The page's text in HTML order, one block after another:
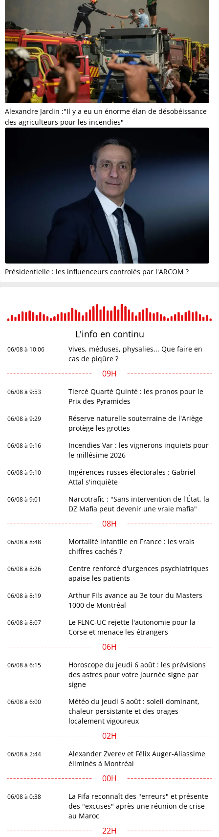
Alexandre Jardin :"Il y a eu un énorme élan de désobéissance
des agriculteurs pour les incendies"
Présidentielle : les influenceurs controlés par l'ARCOM ?
L'info en continu
06/08 à 10:06
Vives, méduses, physalies... Que faire en
cas de piqûre ?
09H
06/08 à 9:53
Tiercé Quarté Quinté : les pronos pour le
Prix des Pyramides
06/08 à 9:29
Réserve naturelle souterraine de l'Ariège
protège les grottes
06/08 à 9:16
Incendies Var : les vignerons inquiets pour
le millésime 2026
06/08 à 9:10
Ingérences russes électorales : Gabriel
Attal s'inquiète
06/08 à 9:01
Narcotrafic : "Sans intervention de l'État, la
DZ Mafia peut devenir une vraie mafia"
08H
06/08 à 8:48
Mortalité infantile en France : les vrais
chiffres cachés ?
06/08 à 8:26
Centre renforcé d'urgences psychiatriques
apaise les patients
06/08 à 8:19
Arthur Fils avance au 3e tour du Masters
1000 de Montréal
06/08 à 8:07
Le FLNC-UC rejette l'autonomie pour la
Corse et menace les étrangers
06H
06/08 à 6:15
Horoscope du jeudi 6 août : les prévisions
des astres pour votre journée signe par
signe
06/08 à 6:00
Météo du jeudi 6 août : soleil dominant,
chaleur persistante et des orages
localement vigoureux
02H
06/08 à 2:44
Alexander Zverev et Félix Auger-Aliassime
éliminés à Montréal
00H
06/08 à 0:38
La Fifa reconnaît des "erreurs" et présente
des "excuses" après une réunion de crise
au Maroc
22H